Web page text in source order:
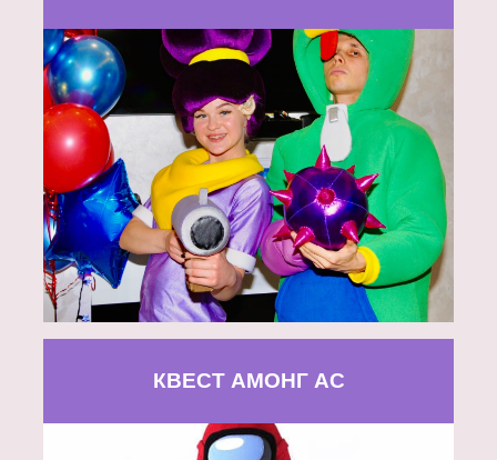
КВЕСТ АМОНГ АС